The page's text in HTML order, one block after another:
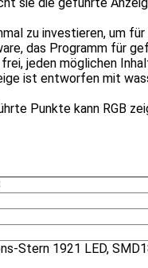
zu investieren, um
das Programm für
jeden möglichen
ist entworfen mit
Punkte kann RGB
Stern 1921 LED,